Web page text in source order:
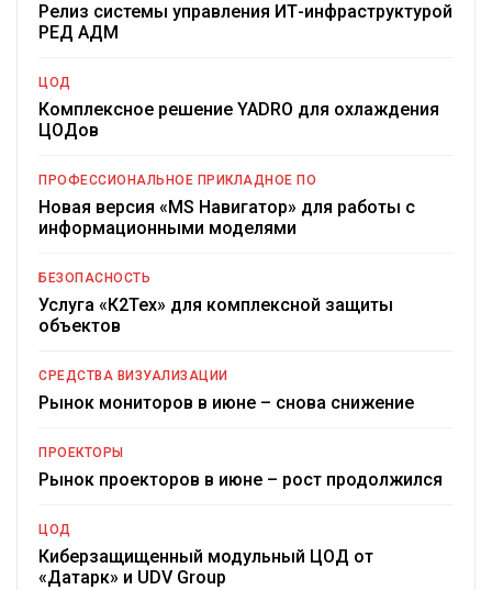
Релиз системы управления ИТ-инфраструктурой
РЕД АДМ
ЦОД
Комплексное решение YADRO для охлаждения
ЦОДов
ПРОФЕССИОНАЛЬНОЕ ПРИКЛАДНОЕ ПО
Новая версия «MS Навигатор» для работы с
информационными моделями
БЕЗОПАСНОСТЬ
Услуга «К2Тех» для комплексной защиты
объектов
СРЕДСТВА ВИЗУАЛИЗАЦИИ
Рынок мониторов в июне – снова снижение
ПРОЕКТОРЫ
Рынок проекторов в июне – рост продолжился
ЦОД
Киберзащищенный модульный ЦОД от
«Датарк» и UDV Group